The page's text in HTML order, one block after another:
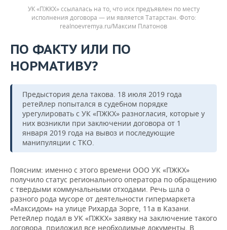
УК «ПЖКХ» ссылалась на то, что иск предъявлен по месту
исполнения договора — им является Татарстан.
realnoevremya.ru/Максим Платонов
ПО ФАКТУ ИЛИ ПО
НОРМАТИВУ?
Предыстория дела такова. 18 июля 2019 года
ретейлер попытался в судебном порядке
урегулировать с УК «ПЖКХ» разногласия, которые у
них возникли при заключении договора от 1
января 2019 года на вывоз и последующие
манипуляции с ТКО.
Поясним: именно с этого времени ООО УК «ПЖКХ»
получило статус регионального оператора по обращению
с твердыми коммунальными отходами. Речь шла о
разного рода мусоре от деятельности гипермаркета
«Максидом» на улице Рихарда Зорге, 11а в Казани.
Ретейлер подал в УК «ПЖКХ» заявку на заключение такого
договора, приложил все необходимые документы. В